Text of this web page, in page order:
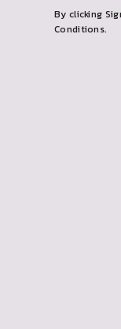
By clicking
Conditions.